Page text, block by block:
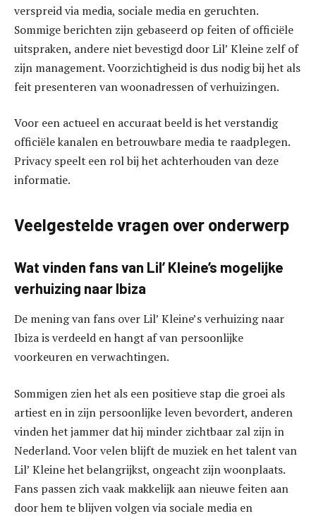
verspreid via media, sociale media en geruchten.
Sommige berichten zijn gebaseerd op feiten of officiële
uitspraken, andere niet bevestigd door Lil’ Kleine zelf of
zijn management. Voorzichtigheid is dus nodig bij het als
feit presenteren van woonadressen of verhuizingen.
Voor een actueel en accuraat beeld is het verstandig
officiële kanalen en betrouwbare media te raadplegen.
Privacy speelt een rol bij het achterhouden van deze
informatie.
Veelgestelde vragen over onderwerp
Wat vinden fans van Lil’ Kleine’s mogelijke
verhuizing naar Ibiza
De mening van fans over Lil’ Kleine’s verhuizing naar
Ibiza is verdeeld en hangt af van persoonlijke
voorkeuren en verwachtingen.
Sommigen zien het als een positieve stap die groei als
artiest en in zijn persoonlijke leven bevordert, anderen
vinden het jammer dat hij minder zichtbaar zal zijn in
Nederland. Voor velen blijft de muziek en het talent van
Lil’ Kleine het belangrijkst, ongeacht zijn woonplaats.
Fans passen zich vaak makkelijk aan nieuwe feiten aan
door hem te blijven volgen via sociale media en